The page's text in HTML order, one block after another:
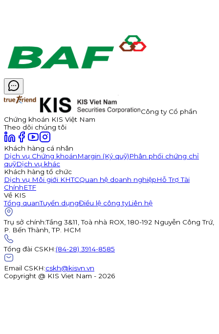
Công ty Cổ phần
Chứng khoán KIS Việt Nam
Theo dõi chúng tôi
Khách hàng cá nhân
Dịch vụ Chứng khoánMargin (Ký quỹ)Phân phối chứng chỉ
quỹDịch vụ khác
Khách hàng tổ chức
Dịch vụ Môi giới KHTCQuan hệ doanh nghiệpHỗ Trợ Tài
ChínhETF
Về KIS
Tổng quanTuyển dụngĐiều lệ công tyLiên hệ
Trụ sở chính:Tầng 3&11, Toà nhà ROX, 180-192 Nguyễn Công Trứ,
P. Bến Thành, TP. HCM
Tổng đài CSKH:(84-28) 3914-8585
Email CSKH:cskh@kisvn.vn
Copyright @ KIS Viet Nam - 2026